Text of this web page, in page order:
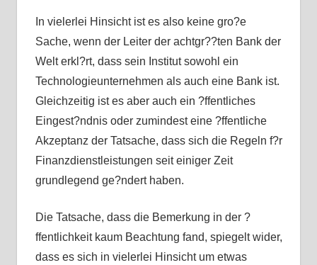
In vielerlei Hinsicht ist es also keine gro?e
Sache, wenn der Leiter der achtgr??ten Bank der
Welt erkl?rt, dass sein Institut sowohl ein
Technologieunternehmen als auch eine Bank ist.
Gleichzeitig ist es aber auch ein ?ffentliches
Eingest?ndnis oder zumindest eine ?ffentliche
Akzeptanz der Tatsache, dass sich die Regeln f?r
Finanzdienstleistungen seit einiger Zeit
grundlegend ge?ndert haben.
Die Tatsache, dass die Bemerkung in der ?
ffentlichkeit kaum Beachtung fand, spiegelt wider,
dass es sich in vielerlei Hinsicht um etwas